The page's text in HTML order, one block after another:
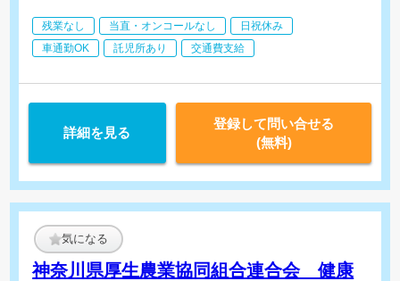
残業なし 当直・オンコールなし
日祝休み
車通勤OK
託児所あり 交通費支給
詳細を見る
登録して問い合せる
(無料)
気になる
神奈川県厚生農業協同組合連合会 健康